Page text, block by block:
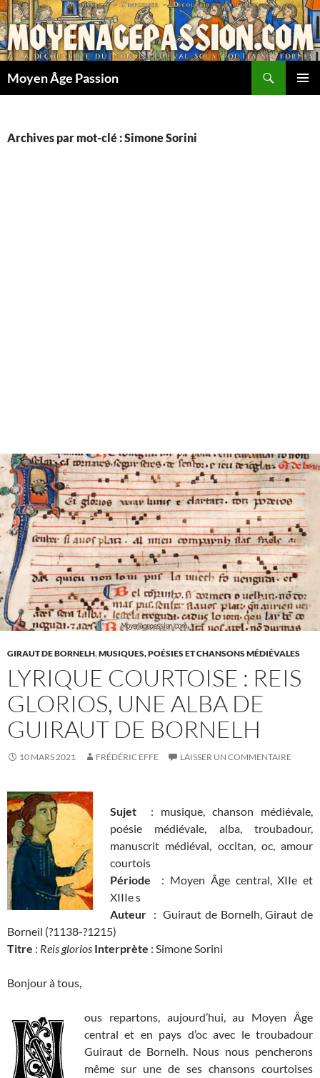
Aller
au
contenu
Moyen Âge Passion
Archives par mot-clé : Simone Sorini
GIRAUT DE BORNELH,MUSIQUES, POÉSIES ET CHANSONS MÉDIÉVALES
LYRIQUE COURTOISE : REIS
GLORIOS, UNE ALBA DE
GUIRAUT DE BORNELH
10 MARS 2021 FRÉDÉRIC EFFE LAISSER UN COMMENTAIRE
Sujet
: musique, chanson médiévale,
poésie médiévale, alba, troubadour,
manuscrit médiéval, occitan, oc, amour
courtois
Période : Moyen Âge central, XIIe et
XIIIe s
Auteur : Guiraut de Bornelh, Giraut de
Borneil (?1138-?1215)
Titre : Reis glorios Interprète : Simone Sorini
Bonjour à tous,
ous repartons, aujourd’hui, au Moyen Âge
central et en pays d’oc avec le troubadour
Guiraut de Bornelh. Nous nous pencherons
même sur une de ses chansons courtoises